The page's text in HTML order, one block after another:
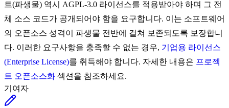
트(파생물) 역시 AGPL-3.0 라이선스를 적용받아야 하며 그 전
체 소스 코드가 공개되어야 함을 요구합니다. 이는 소프트웨어
의 오픈소스 성격이 파생물 전반에 걸쳐 보존되도록 보장합니
다. 이러한 요구사항을 충족할 수 없는 경우, 기업용 라이선스
(Enterprise License)를 취득해야 합니다. 자세한 내용은 프로젝
트 오픈소스화 섹션을 참조하세요.
기여자